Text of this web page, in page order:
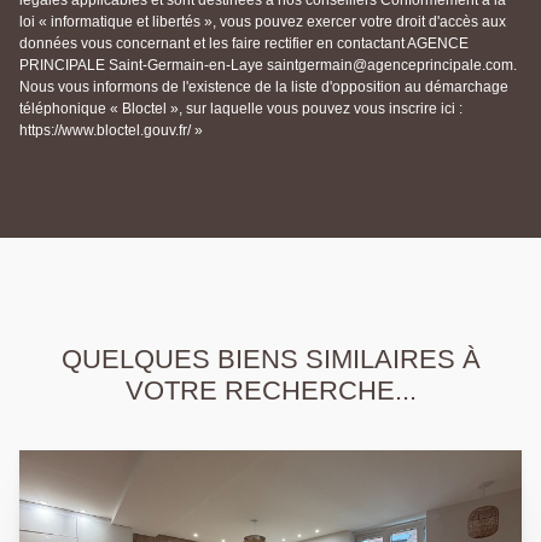
loi « informatique et libertés », vous pouvez exercer votre droit d'accès aux
données vous concernant et les faire rectifier en contactant AGENCE
PRINCIPALE Saint-Germain-en-Laye saintgermain@agenceprincipale.com.
Nous vous informons de l'existence de la liste d'opposition au démarchage
téléphonique « Bloctel », sur laquelle vous pouvez vous inscrire ici :
https://www.bloctel.gouv.fr/ »
QUELQUES BIENS SIMILAIRES À
VOTRE RECHERCHE...